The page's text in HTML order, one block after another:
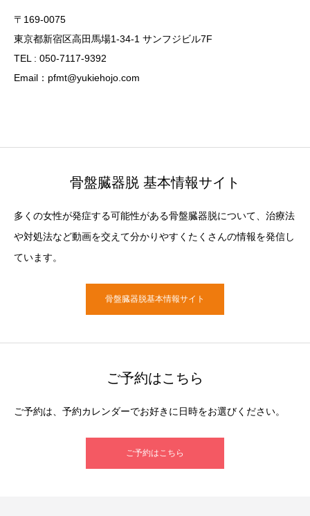
〒169-0075
東京都新宿区高田馬場1-34-1 サンフジビル7F
TEL : 050-7117-9392
Email：pfmt@yukiehojo.com
骨盤臓器脱 基本情報サイト
多くの女性が発症する可能性がある骨盤臓器脱について、治療法
や対処法など動画を交えて分かりやすくたくさんの情報を発信し
ています。
骨盤臓器脱基本情報サイト
ご予約はこちら
ご予約は、予約カレンダーでお好きに日時をお選びください。
ご予約はこちら